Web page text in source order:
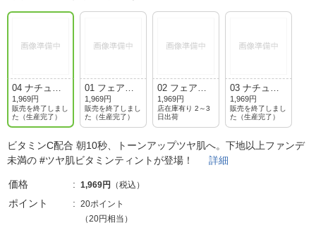
04 ナチュラ
ルイエロー
1,969円
販売を終了しまし
た（生産完了）
01 フェアピ
ンク
1,969円
販売を終了しまし
た（生産完了）
02 フェアイ
エロー
1,969円
店在庫有り 2～3
日出荷
03 ナチュラ
ルピンク
1,969円
販売を終了しまし
た（生産完了）
ビタミンC配合 朝10秒、トーンアップツヤ肌へ。下地以上ファンデ
未満の #ツヤ肌ビタミンティントが登場！ 詳細
価格 1,969円 （税込）
ポイント
20ポイント
（20円相当）